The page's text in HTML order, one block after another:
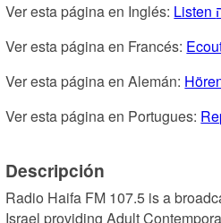
Ver esta página en Inglés:
Ver esta página en Francés:
Ver esta página en Alemán:
Ver esta página en Portugues:
Descripción
Radio Haifa FM 107.5 is a
Israel providing Adult